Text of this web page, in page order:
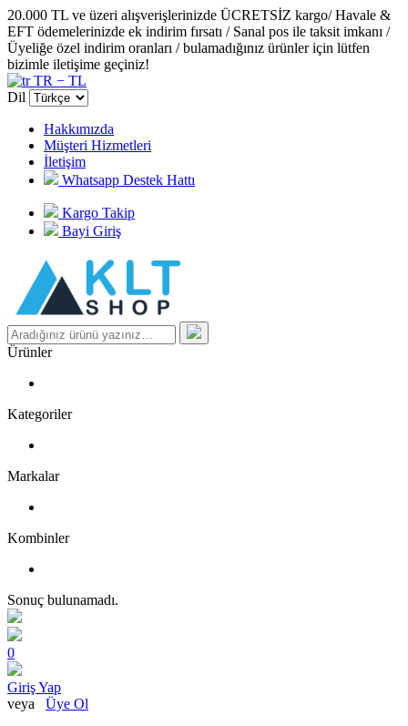
20.000 TL ve üzeri alışverişlerinizde ÜCRETSİZ kargo/ Havale &
EFT ödemelerinizde ek indirim fırsatı / Sanal pos ile taksit imkanı /
Üyeliğe özel indirim oranları / bulamadığınız ürünler için lütfen
bizimle iletişime geçiniz!
TR − TL
Dil
Hakkımızda
Müşteri Hizmetleri
İletişim
Whatsapp Destek Hattı
Kargo Takip
Bayi Giriş
Ürünler
Kategoriler
Markalar
Kombinler
Sonuç bulunamadı.
0
Giriş Yap
veya Üye Ol